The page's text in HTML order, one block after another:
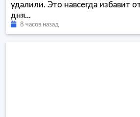
удалили. Это навсегда избавит
дня...
8 часов назад